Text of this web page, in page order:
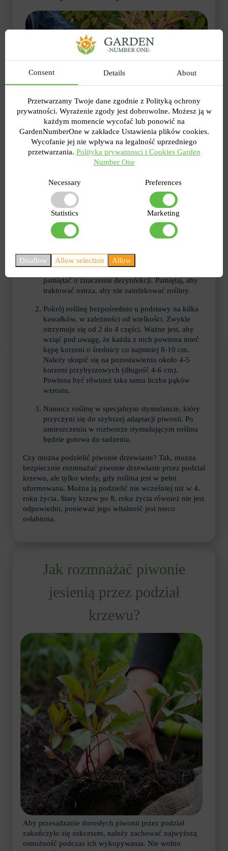
Jeśli krzew jest duży i można z niego uzyskać kilka
pełnoprawnych kopii, można bezpiecznie rozmnażać
piwonie przez podział. Proces nie jest trudny, jeśli
przestrzegasz kolejności działań i zaleceń:
narzędzie. Możesz posługiwać się zwykłym
pamiętać o znaczeniu dezynfekcji. Pamiętaj, aby
traktować ostrza, aby nie zainfekować rośliny.
Pokrój roślinę bezpośrednio u podstawy na kilka
kawałków, w zależności od wielkości. Zwykle
otrzymuje się od 2 do 4 części. Ważne jest, aby
wziąć pod uwagę, że każda z nich powinna mieć
kępę korzeni o średnicy co najmniej 8-10 cm.
Należy skupić się na pozostawieniu około 4-5
korzeni przybyszowych (długość 4-6 cm).
Powinna być również taka sama liczba pąków
wzrostu.
Namocz roślinę w specjalnym stymulancie, który
przyczyni się do szybszej adaptacji piwonii. Po
umieszczeniu w roztworze stymulującym roślina
będzie gotowa do sadzenia.
Czy można podzielić piwonie drzewiaste? Tak, można
bezpiecznie rozmnażać piwonie drzewiaste przez podział
krzewu, ale tylko wtedy, gdy roślina jest w pełni
uformowana. Można ją podzielić nie wcześniej niż w 4.
roku życia. Stary krzew po 8. roku życia również nie jest
odpowiedni, ponieważ jego witalność jest nieco
osłabiona.
Jak rozmnażać piwonie
jesienią przez podział
krzewu?
Aby przesadzanie dorosłych piwonii przez podział
zakończyło się sukcesem, należy zachować najwyższą
ostrożność podczas ich wykopywania. Nie wolno
Consent Details About
Przetwarzamy Twoje dane zgodnie z Polityką ochrony
prywatności. Wyrażenie zgody jest dobrowolne. Możesz ją w
każdym momencie wycofać lub ponowić na
GardenNumberOne w zakładce Ustawienia plików cookies.
Wycofanie jej nie wpływa na legalność uprzedniego
przetwarzania. Polityka prywatnosci i Cookies Garden
Number One
Necessary Preferences
Statistics Marketing
Disallow Allow selection Allow